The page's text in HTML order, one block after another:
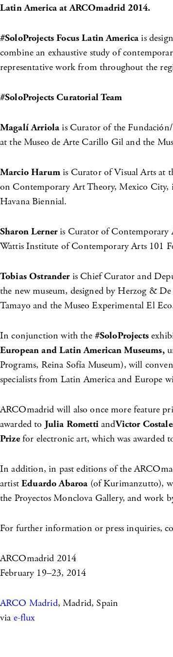
Latin America at ARCOmadrid 2014.
#SoloProjects Focus Latin Americais
combine an exhaustive study of
representative work from throughout the
#SoloProjects Curatorial Team
Magalí Arriolais Curator of the Fundación/
at the Museo de Arte Carillo Gil and the
Marcio Harumis Curator of Visual Arts at
on Contemporary Art Theory, Mexico City,
Havana Biennial.
Sharon Lerneris Curator of Contemporary
Wattis Institute of Contemporary Arts 101
Tobias Ostrander is Chief Curator and
the new museum, designed by Herzog &
Tamayo and the Museo Experimental El
In conjunction with the #SoloProjects
European and Latin American Museums,
Programs, Reina Sofía Museum), will
specialists from Latin America and Europe
ARCOmadrid will also once more feature
awarded to Julia RomettiandVictor
Prizefor electronic art, which was awarded
In addition, in past editions of the
artistEduardo Abaroa (of Kurimanzutto),
the Proyectos Monclova Gallery, and work
For further information or press inquiries,
ARCOmadrid 2014
February 19–23, 2014
ARCO Madrid, Madrid, Spain
via e-flux